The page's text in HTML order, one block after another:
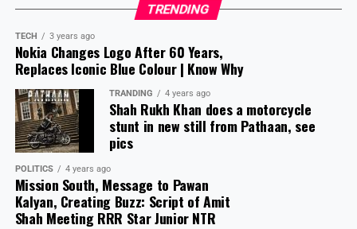
TRENDING
TECH 3 years ago
Nokia Changes Logo After 60 Years,
Replaces Iconic Blue Colour | Know Why
TRANDING 4 years ago
Shah Rukh Khan does a motorcycle
stunt in new still from Pathaan, see
pics
POLITICS 4 years ago
Mission South, Message to Pawan
Kalyan, Creating Buzz: Script of Amit
Shah Meeting RRR Star Junior NTR